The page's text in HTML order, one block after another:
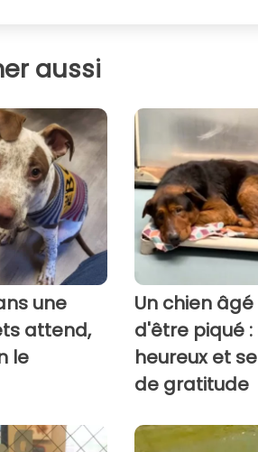
aussi
une
attend,
le
Un chien
d'être piqué
heureux et
de gratitude